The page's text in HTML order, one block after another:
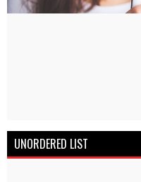
UNORDERED LIST